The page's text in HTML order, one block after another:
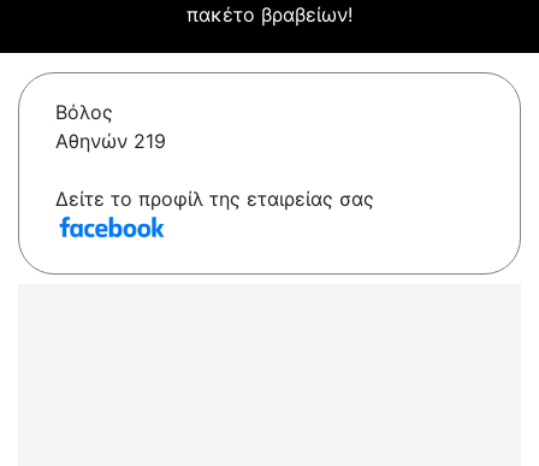
πακέτο βραβείων!
Βόλος
Αθηνών 219
Δείτε το προφίλ της εταιρείας σας